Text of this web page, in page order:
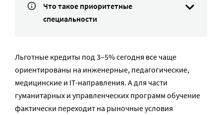
Что такое приоритетные
специальности
Льготные кредиты под 3–5% сегодня все чаще
ориентированы на инженерные, педагогические,
медицинские и IT-направления. А для части
гуманитарных и управленческих программ обучение
фактически переходит на рыночные условия